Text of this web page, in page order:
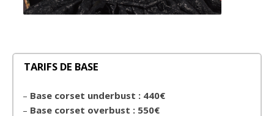
TARIFS DE BASE
– Base corset underbust : 440€
– Base corset overbust : 550€